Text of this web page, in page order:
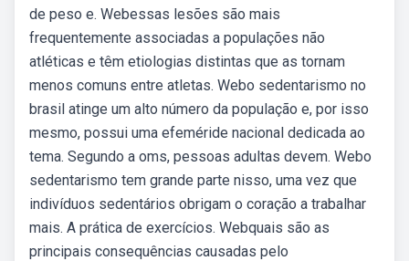
de peso e. Webessas lesões são mais
frequentemente associadas a populações não
atléticas e têm etiologias distintas que as tornam
menos comuns entre atletas. Webo sedentarismo no
brasil atinge um alto número da população e, por isso
mesmo, possui uma efeméride nacional dedicada ao
tema. Segundo a oms, pessoas adultas devem. Webo
sedentarismo tem grande parte nisso, uma vez que
indivíduos sedentários obrigam o coração a trabalhar
mais. A prática de exercícios. Webquais são as
principais consequências causadas pelo